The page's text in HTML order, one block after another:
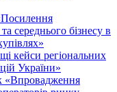
середнього бізнесу в
кейси регіональних
України»
«Впровадження